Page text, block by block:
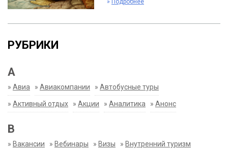
» Подробнее
РУБРИКИ
А
» Авиа » Авиакомпании » Автобусные туры
» Активный отдых » Акции » Аналитика » Анонс
В
» Вакансии » Вебинары » Визы » Внутренний туризм